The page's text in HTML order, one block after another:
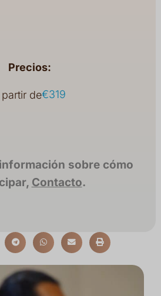
Precios:
partir de€319
sobre cómo
Contacto.